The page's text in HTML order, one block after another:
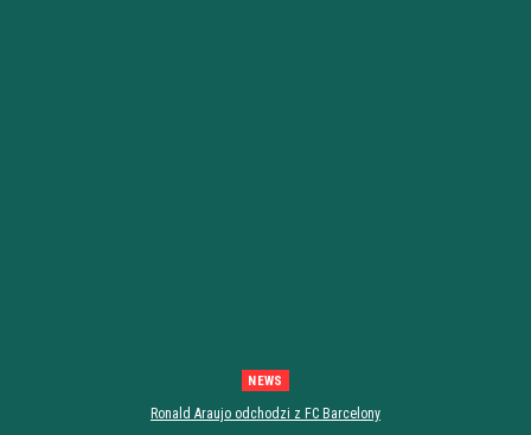
NEWS
Ronald Araujo odchodzi z FC Barcelony